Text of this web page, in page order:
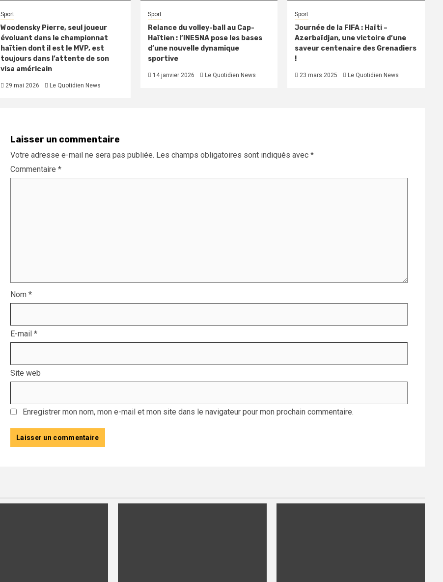
Sport
Woodensky Pierre, seul joueur
évoluant dans le championnat
haïtien dont il est le MVP, est
toujours dans l’attente de son
visa américain
29 mai 2026 Le Quotidien News
Sport
Relance du volley-ball au Cap-
Haïtien : l’INESNA pose les bases
d’une nouvelle dynamique
sportive
14 janvier 2026 Le Quotidien News
Sport
Journée de la FIFA : Haïti –
Azerbaïdjan, une victoire d’une
saveur centenaire des Grenadiers
!
23 mars 2025 Le Quotidien News
Laisser un commentaire
Votre adresse e-mail ne sera pas publiée. Les champs obligatoires sont indiqués avec *
Commentaire *
Nom *
E-mail *
Site web
Enregistrer mon nom, mon e-mail et mon site dans le navigateur pour mon prochain commentaire.